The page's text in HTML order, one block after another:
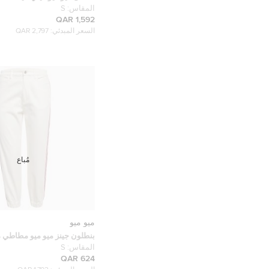
شعار رمادي حجم صغير
المقاس: S
1,592 QAR
السعر المبدئي: 2,797 QAR
ميو ميو
بنطلون جينز ميو ميو
صغير مقاس خصر 27 بوصة
المقاس: S
624 QAR
مُباع